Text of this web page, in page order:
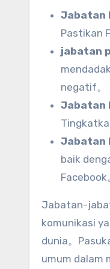
Jabatan
Pastikan
jabatan
negatif。
Jabatan
Jabatan
baik
Facebook
Jabatan-
komunikasi
dunia。
umum dalam